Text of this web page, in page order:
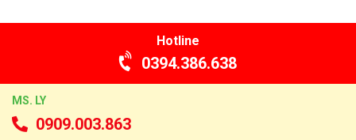
Hotline
0394.386.638
MS. LY
0909.003.863